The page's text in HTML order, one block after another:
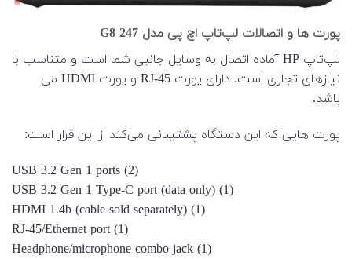
پورت ها و اتصالات لپ‌تاپ اچ پی مدل 247 G8
لپ‌تاپ HP آماده اتصال به وسایل جانبی شما است و متناسب با
نیازهای تجاری است. دارای پورت RJ-45 و پورت HDMI می
باشد.
پورت هایی که این دستگاه پشتیبانی می‌کند از این قرار است:
(2) USB 3.2 Gen 1 ports
(1) USB 3.2 Gen 1 Type-C port (data only)
(1) HDMI 1.4b (cable sold separately)
(1) RJ-45/Ethernet port
(1) Headphone/microphone combo jack